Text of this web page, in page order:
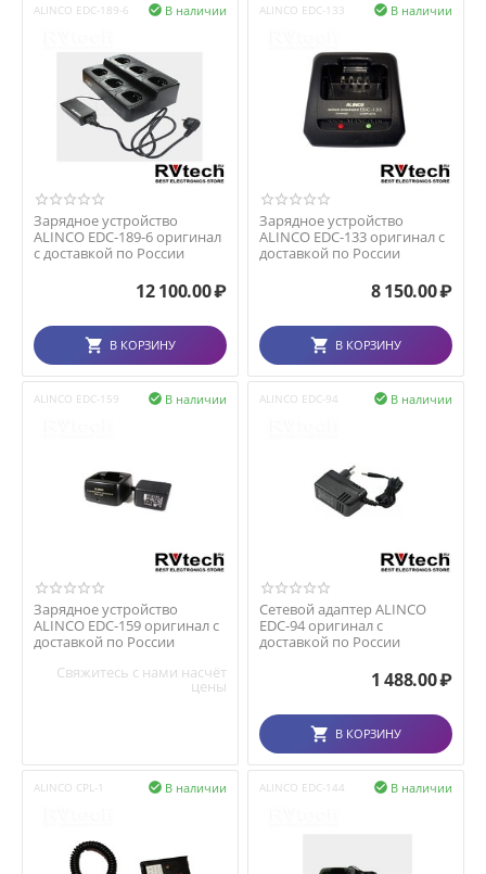
ALINCO EDC-189-6 В наличии

Зарядное устройство
ALINCO EDC-189-6 оригинал
с доставкой по России
12 100.00₽
В КОРЗИНУ
ALINCO EDC-133 В наличии

Зарядное устройство
ALINCO EDC-133 оригинал с
доставкой по России
8 150.00₽
В КОРЗИНУ
ALINCO EDC-159 В наличии

Зарядное устройство
ALINCO EDC-159 оригинал с
доставкой по России
Свяжитесь с нами насчёт
цены
ALINCO EDC-94 В наличии

Сетевой адаптер ALINCO
EDC-94 оригинал с
доставкой по России
1 488.00₽
В КОРЗИНУ
ALINCO CPL-1 В наличии
 ALINCO EDC-144 В наличии
